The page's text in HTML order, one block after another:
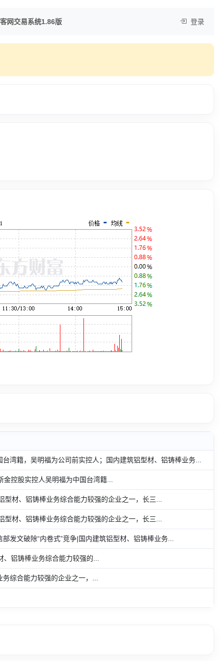
网交易系统1.86版 登录
湾籍，吴明福为公司前实控人；国内建筑铝型材、铝铸棒业务...
控股实控人吴明福为中国台湾籍...
材、铝铸棒业务综合能力较强的企业之一，长三...
材、铝铸棒业务综合能力较强的企业之一，长三...
发文破除“内卷式”竞争|国内建筑铝型材、铝铸棒业务...
铝铸棒业务综合能力较强的...
综合能力较强的企业之一，...